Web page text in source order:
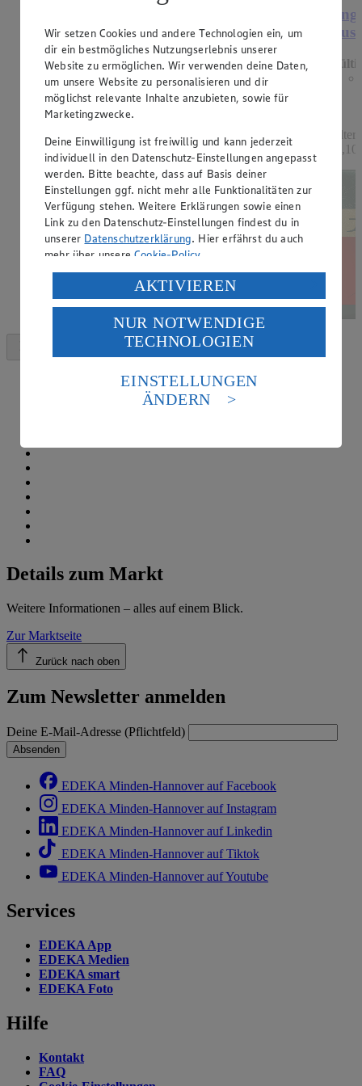
Mehlschwitze
Gültig ab 13.08.2026
1.19 -33%
Rabattierter Preis von 1.19€ (Insgesamt -33%
Rabatt)
hell oder dunkel, 250g Packung, (1kg = 4,76)
11,10)
Details zum Markt
Weitere Informationen – alles auf einem Blick.
Zur Marktseite
Zurück nach oben
Zum Newsletter anmelden
Deine E-Mail-Adresse (Pflichtfeld)
Absenden
EDEKA Minden-Hannover auf Facebook
EDEKA Minden-Hannover auf Instagram
EDEKA Minden-Hannover auf Linkedin
EDEKA Minden-Hannover auf Tiktok
EDEKA Minden-Hannover auf Youtube
Services
EDEKA App
EDEKA Medien
EDEKA smart
EDEKA Foto
Hilfe
Kontakt
FAQ
Wir setzen Cookies und andere Technologien ein, um
dir ein bestmögliches Nutzungserlebnis unserer
Website zu ermöglichen. Wir verwenden deine Daten,
um unsere Website zu personalisieren und dir
möglichst relevante Inhalte anzubieten, sowie für
Marketingzwecke.
Deine Einwilligung ist freiwillig und kann jederzeit
individuell in den Datenschutz-Einstellungen angepasst
werden. Bitte beachte, dass auf Basis deiner
Einstellungen ggf. nicht mehr alle Funktionalitäten zur
Verfügung stehen. Weitere Erklärungen sowie einen
Link zu den Datenschutz-Einstellungen findest du in
unserer Datenschutzerklärung. Hier erfährst du auch
mehr über unsereCookie-Policy.
Verarbeitung deiner personenbezogenen Daten in den
USA durch Facebook und YouTube:
Wenn du auf „Aktivieren“ klickst, willigst du im Sinne
des Art. 49 Abs. 1 Satz 1 lit. a) DSGVO ein, dass deine
Daten in den USA verarbeitet werden. Der EuGH sieht
die USA als Land mit einem nach europäischen
Standards nicht angemessenen Datenschutzniveau an.
Es besteht das Risiko eines Zugriffs durch US-
Informationen zum Herausgeber der Seite findest du
AKTIVIEREN
NUR NOTWENDIGE
TECHNOLOGIEN
EINSTELLUNGEN
ÄNDERN